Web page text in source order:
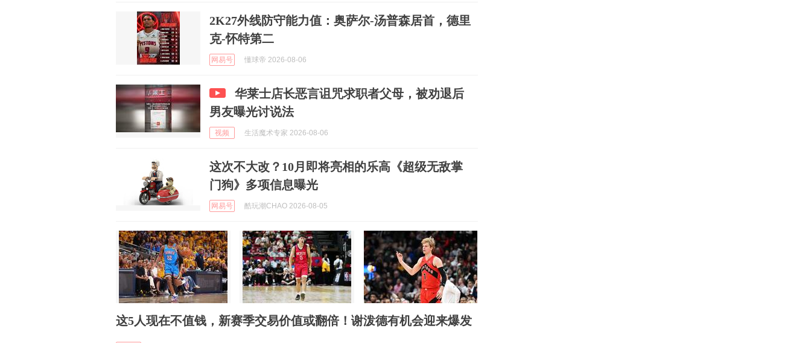
2K27外线防守能力值：奥萨尔-汤普森居首，德里
克-怀特第二
网易号 懂球帝 2026-08-06
华莱士店长恶言诅咒求职者父母，被劝退后
男友曝光讨说法
视频 生活魔术专家 2026-08-06
这次不大改？10月即将亮相的乐高《超级无敌掌
门狗》多项信息曝光
网易号 酷玩潮CHAO 2026-08-05
这5人现在不值钱，新赛季交易价值或翻倍！谢泼德有机会迎来爆发